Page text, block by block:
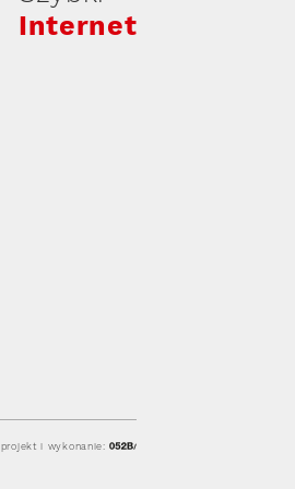
Internet
projekt i wykonanie: